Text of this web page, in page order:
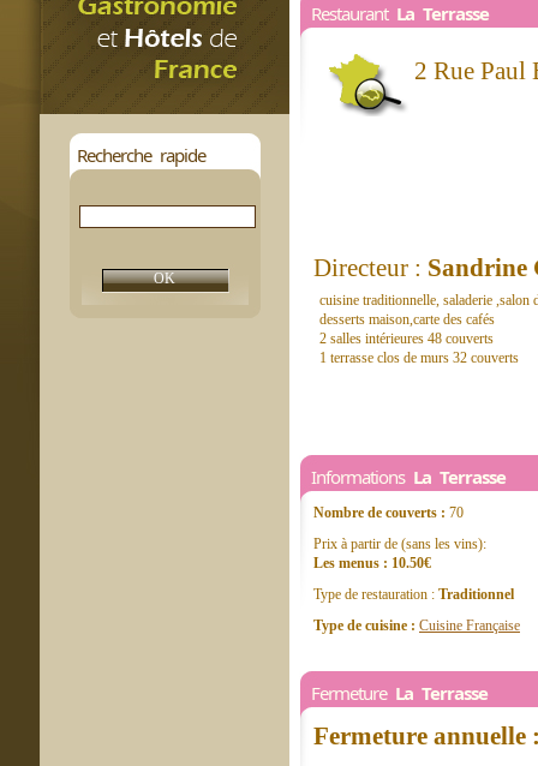
Recherche rapide
Restaurant La Terrasse
2 Rue
Directeur : Sandrine
cuisine traditionnelle, saladerie ,salon
desserts maison,carte des cafés
2 salles intérieures 48 couverts
1 terrasse clos de murs 32 couverts
Informations La Terrasse
Nombre de couverts : 70
Prix à partir de (sans les vins):
Les menus : 10.50€
Type de restauration : Traditionnel
Type de cuisine : Cuisine Française
Fermeture La Terrasse
Fermeture annuelle